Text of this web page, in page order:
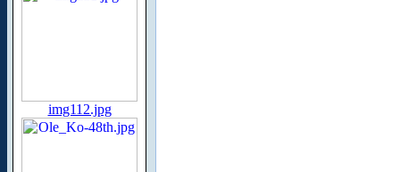
img112.jpg